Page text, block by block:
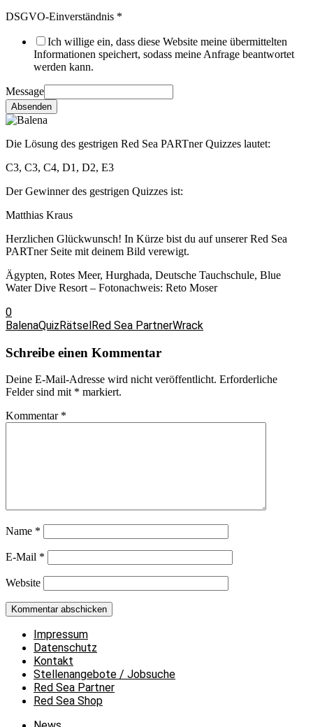
DSGVO-Einverständnis *
Ich willige ein, dass diese Website meine übermittelten
Informationen speichert, sodass meine Anfrage beantwortet
werden kann.
Message
Absenden
Die Lösung des gestrigen Red Sea PARTner Quizzes lautet:
C3, C3, C4, D1, D2, E3
Der Gewinner des gestrigen Quizzes ist:
Matthias Kraus
Herzlichen Glückwunsch! In Kürze bist du auf unserer Red Sea
PARTner Seite mit deinem Bild verewigt.
Ägypten, Rotes Meer, Hurghada, Deutsche Tauchschule, Blue
Water Dive Resort – Fotonachweis: Reto Moser
0
BalenaQuizRätselRed Sea PartnerWrack
Schreibe einen Kommentar
Deine E-Mail-Adresse wird nicht veröffentlicht. Erforderliche
Felder sind mit * markiert.
Kommentar *
Name *
E-Mail *
Website
Impressum
Datenschutz
Kontakt
Stellenangebote / Jobsuche
Red Sea Partner
Red Sea Shop